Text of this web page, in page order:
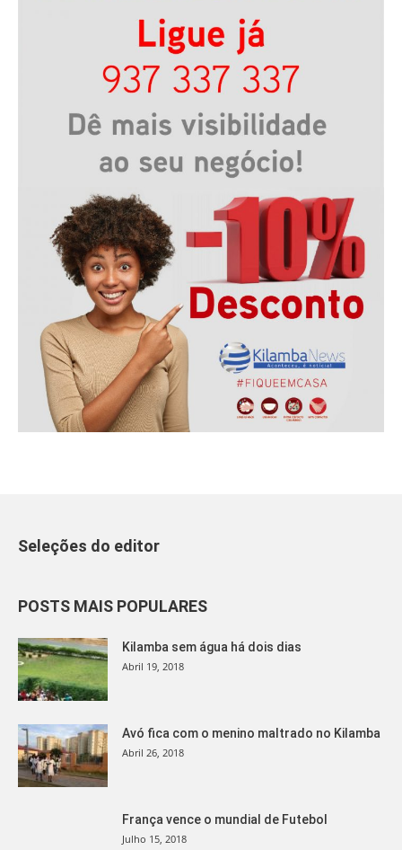
Seleções do editor
POSTS MAIS POPULARES
Kilamba sem água há dois dias
Abril 19, 2018
Avó fica com o menino maltrado no Kilamba
Abril 26, 2018
França vence o mundial de Futebol
Julho 15, 2018